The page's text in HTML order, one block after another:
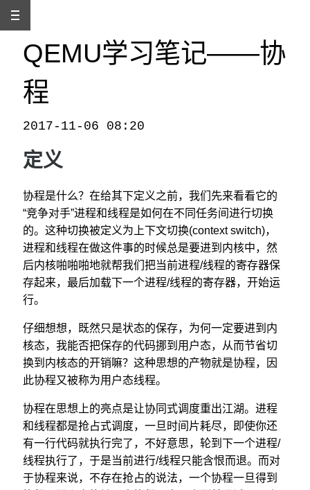
QEMU学习笔记——协
程
2017-11-06 08:20
定义
协程是什么？在给其下定义之前，我们先来看看它的
“竞争对手”进程和线程是如何在不同任务间进行切换
的。这种切换被定义为上下文切换(context switch)，
进程和线程在做这件事的时候总是要进到内核中，然
后内核啪啪啪地就帮我们把当前进程/线程的寄存器保
存起来，最后加载下一个进程/线程的寄存器，开始运
行。
仔细想想，既然只是状态的保存，为何一定要进到内
核态，我能否把保存的代码挪到用户态，从而节省切
换到内核态的开销嘛？这种思想的产物就是协程，因
此协程又被称为用户态线程。
协程在思想上的亮点是让协同式调度重出江湖。进程
和线程都是抢占式调度，一旦时间片耗尽，即使你还
有一行代码就执行完了，不好意思，轮到下一个进程/
线程执行了，于是当前进行/线程只能含恨而退。而对
于协程来说，不存在抢占的说法，一个协程一旦得到